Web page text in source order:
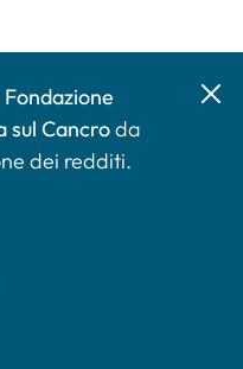
Fondazione
sul Cancroda
dei redditi.